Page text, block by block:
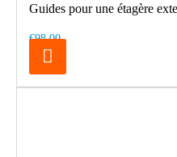
Guides pour une étagère
€98.00